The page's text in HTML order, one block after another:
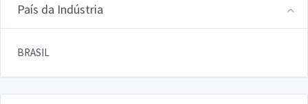
País da Indústria
BRASIL